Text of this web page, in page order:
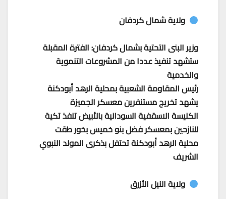
ولاية شمال كردفان
وزير البنى التحتية بشمال كردفان: الفترة المقبلة
ستشهد تنفيذ عددا من المشروعات التنموية
والخدمية
رئيس المقاومة الشعبية بمحلية الرهد أبودكنة
يشهد تخريج مستنفرين معسكر الجميزة
الكنيسة الاسقفية السودانية بالأبيض تنفذ تكية
للنازحين بمعسكر فضل بنو خميس بخور طقت
محلية الرهد أبودكنة تحتفل بذكرى المولد النبوي
الشريف
ولاية النيل الأزرق